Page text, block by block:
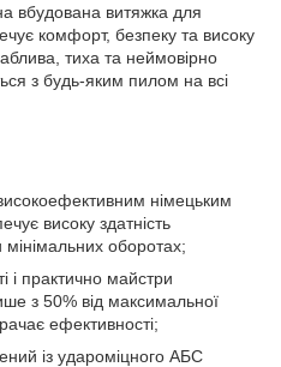
вбудована витяжка для
комфорт, безпеку та високу
тиха та неймовірно
з будь-яким пилом на всі
німецьким
високу здатність
мінімальних оборотах;
і практично майстри
з 50% від максимальної
ефективності;
із удароміцного АБС